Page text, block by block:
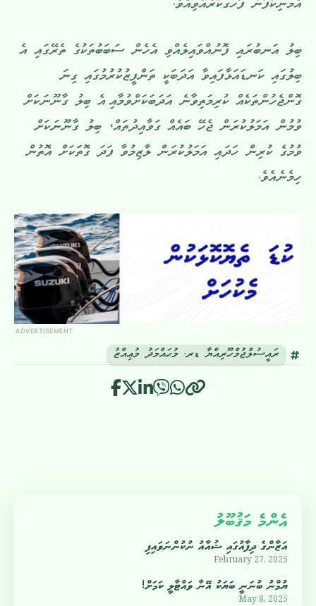
އެމަނިކުފާނު ފާހަގަކުރެއްވިއެވެ.
ބިލު އަނބުރައި ފޮނުއްވައިލެއްވި އެހެން ސަބަބުތަކުގެ ތެރޭގައި އެ
ބިލުގައި ކަނޑައަޅާފައިވާ އަދަބަކީ ތަންފީޒުކުރުމުގައި ގިނަ
ގޮންޖެހުންތަކެއް ކުރިމަތިވާނެ އަދަބަކަށްވުމާއި އެ ބިލު ގާނޫނަކަށް
ވުމުން އަމަލުކުރަން ޖެހޭ ބައެއް ގަވާއިދުތައް، ބިލު ގާނޫނަކަށް
ވުމުގެ ކުރިން ހަދައި އަމަލުކުރަން ލާޒިމުވާ ފަދަ ގޮތަަކަށް އޮތުން
ހިމެނެއެވެ.
ADVERTISEMENT
ރައީސުލްޖުމްހޫރިއްޔާ ޑރ. މުޙައްމަދު މުޢިއްޒު
އެންމެ މަޤުބޫލު
އަޒާންގެ ދިފާއުގައި ޝުއާއު ނުކުންނަވައިފި
February 27, 2025
ޔުމްނު ބުނަނީ ބަޔަކު އޭނާ ވައްޓާލީ ކަމަށް!
May 8, 2025